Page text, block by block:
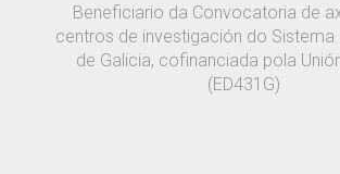
Beneficiario da Convocatoria de
centros de investigación do Sistema
de Galicia, cofinanciada pola
(ED431G)